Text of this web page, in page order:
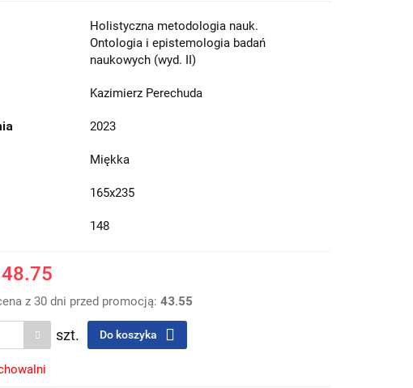
Holistyczna metodologia nauk.
Ontologia i epistemologia badań
naukowych (wyd. II)
Kazimierz Perechuda
2023
Miękka
165x235
148
48.75
z 30 dni przed promocją:43.55
szt. Do koszyka